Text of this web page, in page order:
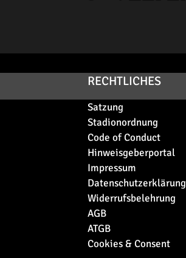
RECHTLICHES
Satzung
Stadionordnung
Code of Conduct
Hinweisgeberportal
Impressum
Datenschutzerklärung
Widerrufsbelehrung
AGB
ATGB
Cookies & Consent